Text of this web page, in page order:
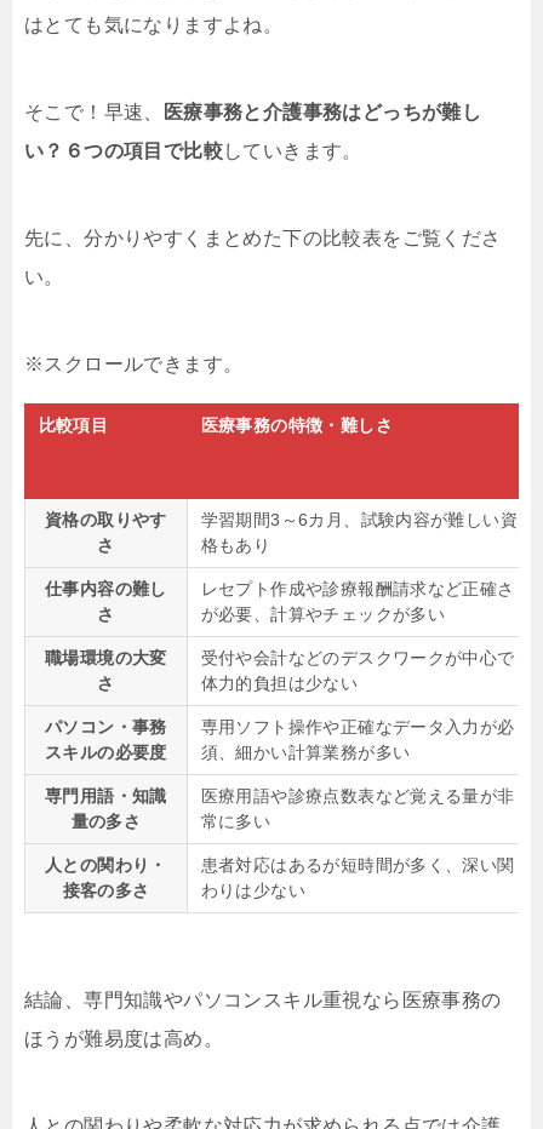
はとても気になりますよね。
そこで！早速、
医療事務と介護事務はどっちが難し
い？６つの項目で比較していきます。
先に、分かりやすくまとめた下の比較表をご覧くださ
い。
比較項目 医療事務の特徴・難しさ
資格の取りやす
さ
学習期間3～6カ月、試験内容が難しい資
格もあり
仕事内容の難し
さ
レセプト作成や診療報酬請求など正確さ
が必要、計算やチェックが多い
職場環境の大変
さ
受付や会計などのデスクワークが中心で
体力的負担は少ない
パソコン・事務
スキルの必要度
専用ソフト操作や正確なデータ入力が必
須、細かい計算業務が多い
専門用語・知識
量の多さ
医療用語や診療点数表など覚える量が非
常に多い
人との関わり・
接客の多さ
患者対応はあるが短時間が多く、深い関
わりは少ない
結論、専門知識やパソコンスキル重視なら医療事務の
ほうが難易度は高め。